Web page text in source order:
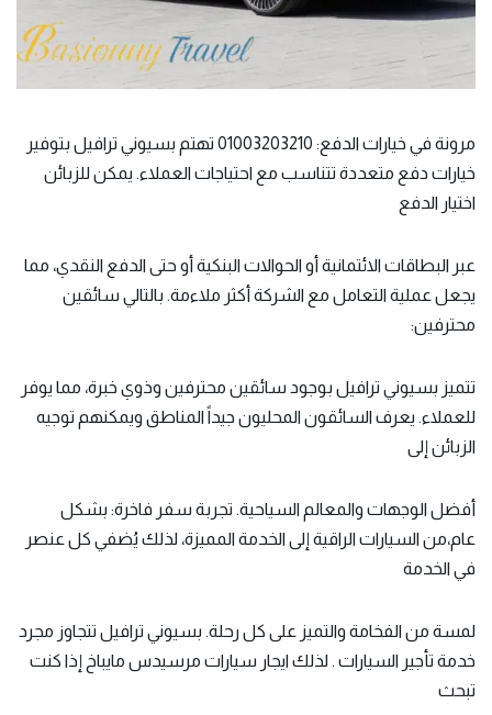
مرونة في خيارات الدفع: 01003203210 تهتم بسيوني ترافيل بتوفير
خيارات دفع متعددة تتناسب مع احتياجات العملاء. يمكن للزبائن
اختيار الدفع
عبر البطاقات الائتمانية أو الحوالات البنكية أو حتى الدفع النقدي، مما
يجعل عملية التعامل مع الشركة أكثر ملاءمة. بالتالي سائقين
محترفين:
تتميز بسيوني ترافيل بوجود سائقين محترفين وذوي خبرة، مما يوفر
للعملاء. يعرف السائقون المحليون جيداً المناطق ويمكنهم توجيه
الزبائن إلى
أفضل الوجهات والمعالم السياحية. تجربة سفر فاخرة: بشكل
عام،من السيارات الراقية إلى الخدمة المميزة، لذلك يُضفي كل عنصر
في الخدمة
لمسة من الفخامة والتميز على كل رحلة. بسيوني ترافيل تتجاوز مجرد
خدمة تأجير السيارات . لذلك ايجار سيارات مرسيدس مايباخ إذا كنت
تبحث